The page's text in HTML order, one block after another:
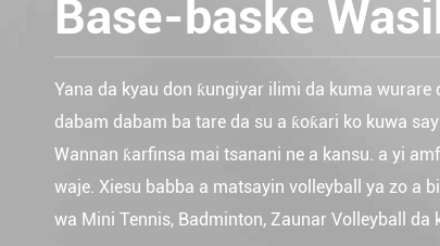
Base-baske
Yana da kyau don ƙungiyar ilimi da kuma wurare
dabam dabam ba tare da su a ƙoƙari ko kuwa
Wannan ƙarfinsa mai tsanani ne a kansu. a yi
waje. Xiesu babba a matsayin volleyball ya zo a
wa Mini Tennis, Badminton, Zaunar Volleyball da